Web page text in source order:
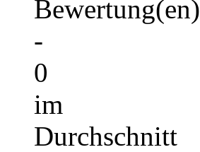
Bewertung(en)
-
0
im
Durchschnitt